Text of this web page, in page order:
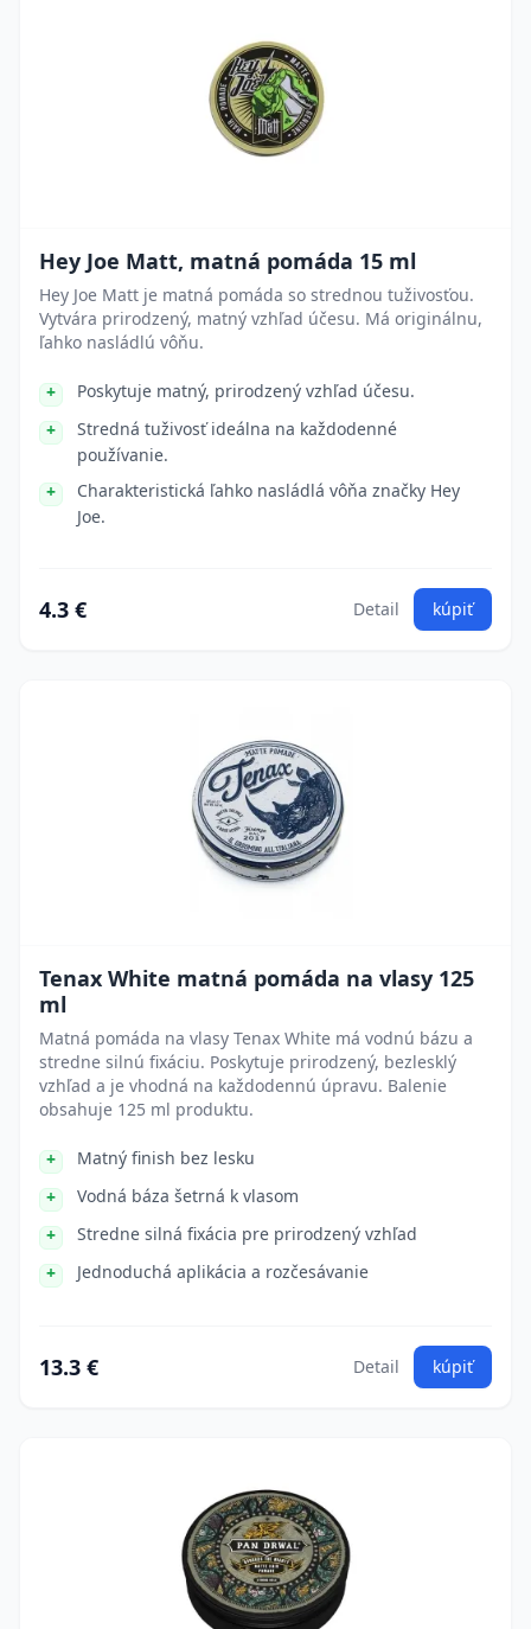
Hey Joe Matt, matná pomáda 15 ml
Hey Joe Matt je matná pomáda so strednou tuživosťou.
Vytvára prirodzený, matný vzhľad účesu. Má originálnu,
ľahko nasládlú vôňu.
Poskytuje matný, prirodzený vzhľad účesu.
Stredná tuživosť ideálna na každodenné
používanie.
Charakteristická ľahko nasládlá vôňa značky Hey
Joe.
4.3 € Detail kúpiť
Tenax White matná pomáda na vlasy 125
ml
Matná pomáda na vlasy Tenax White má vodnú bázu a
stredne silnú fixáciu. Poskytuje prirodzený, bezlesklý
vzhľad a je vhodná na každodennú úpravu. Balenie
obsahuje 125 ml produktu.
Matný finish bez lesku
Vodná báza šetrná k vlasom
Stredne silná fixácia pre prirodzený vzhľad
Jednoduchá aplikácia a rozčesávanie
13.3 € Detail kúpiť